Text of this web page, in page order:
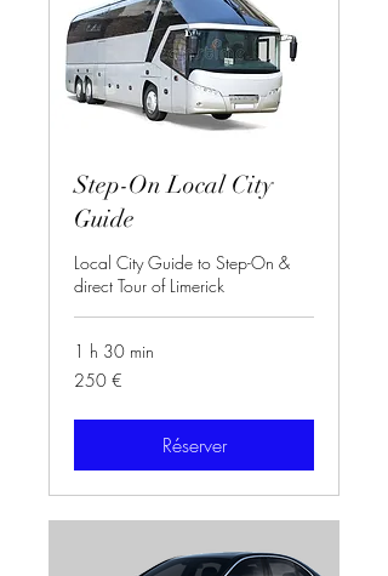
Step-On Local City
Guide
Local City Guide to Step-On &
direct Tour of Limerick
1 h 30 min
250
euros
250 €
Réserver